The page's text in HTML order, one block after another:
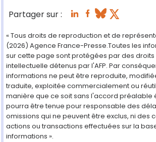
Partager sur :
« Tous droits de reproduction et de
(2026) Agence France-Presse.Toutes les
sur cette page sont protégées par des
intellectuelle détenus par l'AFP. Par
informations ne peut être reproduite,
traduite, exploitée commercialement ou
manière que ce soit sans l'accord préalable
pourra être tenue pour responsable des
omissions qui ne peuvent être exclus, ni des
actions ou transactions effectuées sur la
informations ».